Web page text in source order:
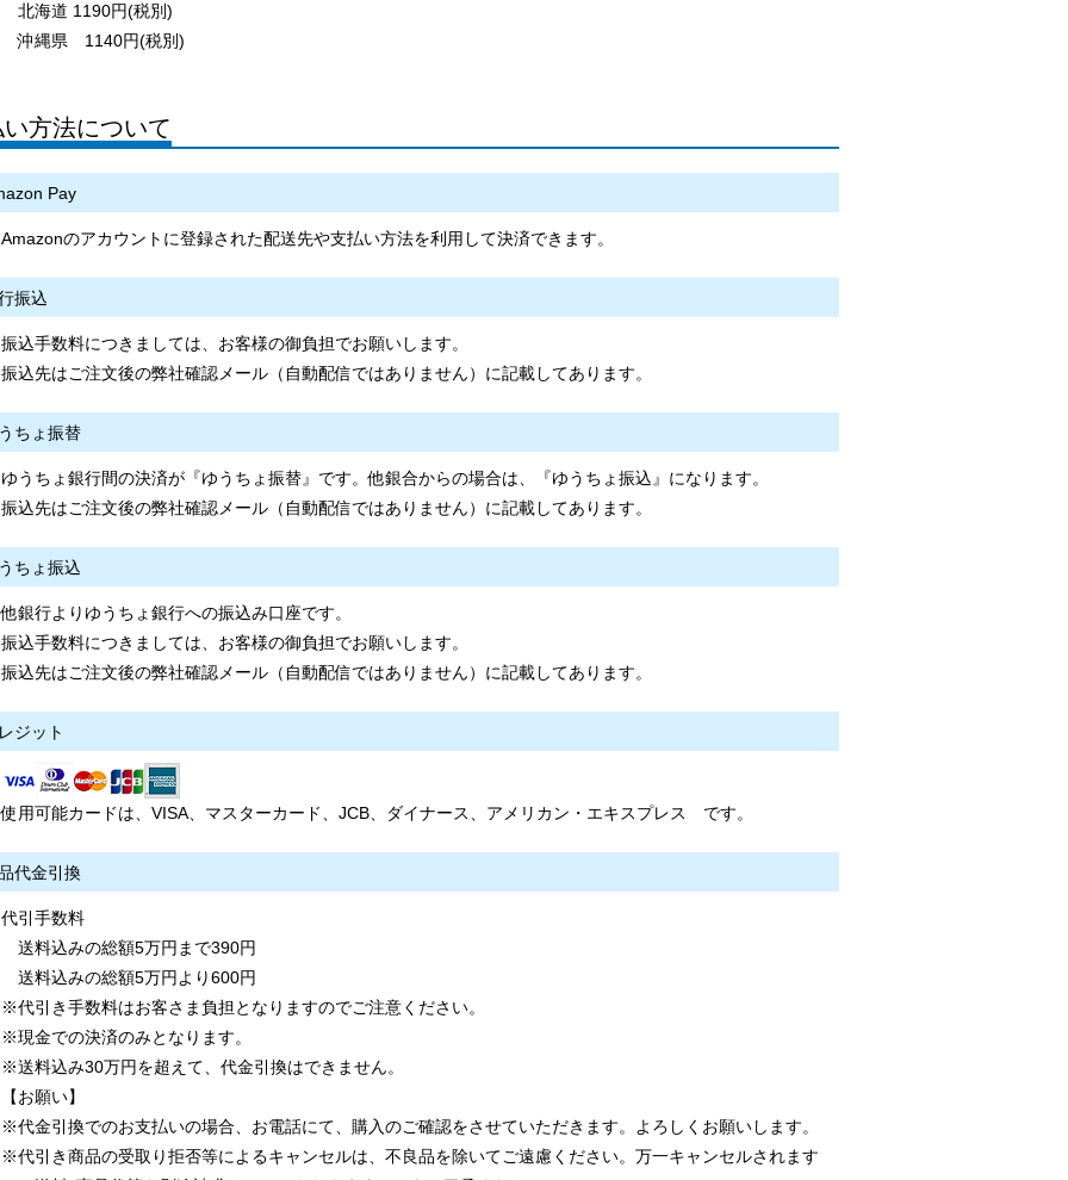
北海道 1190円(税別)
沖縄県 1140円(税別)
方法について
Pay
Amazonのアカウントに登録された配送先や支払い方法を利用して決済できます。
振込
振込手数料につきましては、お客様の御負担でお願いします。
振込先はご注文後の弊社確認メール（自動配信ではありません）に記載してあります。
ちょ振替
ゆうちょ銀行間の決済が『ゆうちょ振替』です。他銀合からの場合は、『ゆうちょ振込』になります。
振込先はご注文後の弊社確認メール（自動配信ではありません）に記載してあります。
ちょ振込
他銀行よりゆうちょ銀行への振込み口座です。
振込手数料につきましては、お客様の御負担でお願いします。
振込先はご注文後の弊社確認メール（自動配信ではありません）に記載してあります。
ジット
使用可能カードは、VISA、マスターカード、JCB、ダイナース、アメリカン・エキスプレス です。
代金引換
代引手数料
送料込みの総額5万円まで390円
送料込みの総額5万円より600円
※代引き手数料はお客さま負担となりますのでご注意ください。
※現金での決済のみとなります。
※送料込み30万円を超えて、代金引換はできません。
【お願い】
※代金引換でのお支払いの場合、お電話にて、購入のご確認をさせていただきます。よろしくお願いします。
※代引き商品の受取り拒否等によるキャンセルは、不良品を除いてご遠慮ください。万一キャンセルされます